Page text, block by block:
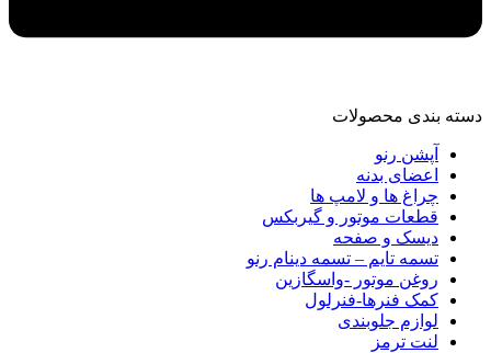
دسته‌ بندی محصولات
آپشن رنو
اعضای بدنه
چراغ ها و لامپ ها
قطعات موتور و گیربکس
دیسک و صفحه
تسمه تایم – تسمه دینام رنو
روغن موتور -واسگازین
کمک فنرها-فنرلول
لوازم جلوبندی
لنت ترمز